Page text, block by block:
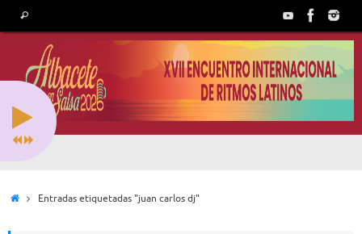
contenido
Buscar
InicioEntradas etiquetadas "juan carlos dj"